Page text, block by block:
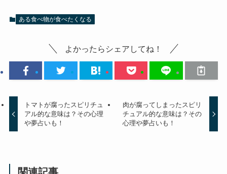
ある食べ物が食べたくなる
よかったらシェアしてね！
トマトが腐ったスピリチュ
アル的な意味は？その心理
や夢占いも！
肉が腐ってしまったスピリ
チュアル的な意味は？その
心理や夢占いも！